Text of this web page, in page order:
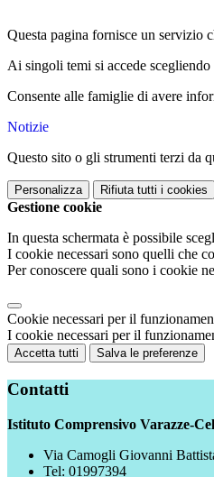
Questa pagina fornisce un servizio
Ai singoli temi si accede
Consente alle famiglie di avere
Notizie
Questo sito o gli strumenti terzi da
Personalizza Rifiuta tutti i cookies
Gestione cookie
In questa schermata è possibile
I cookie necessari sono quelli che
Per conoscere quali sono i cookie
Cookie necessari per il
I cookie necessari per il
Accetta tutti Salva le preferenze
Contatti
Istituto Comprensivo Varazze-
Via Camogli Giovanni
Tel: 01997394